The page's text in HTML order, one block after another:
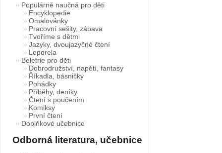
Populárně naučná pro děti
Encyklopedie
Omalovánky
Pracovní sešity, zábava
Tvoříme s dětmi
Jazyky, dvoujazyčné čtení
Leporela
Beletrie pro děti
Dobrodružství, napětí, fantasy
Říkadla, básničky
Pohádky
Příběhy, deníky
Čtení s poučením
Komiksy
První čtení
Doplňkové učebnice
Odborná literatura, učebnice